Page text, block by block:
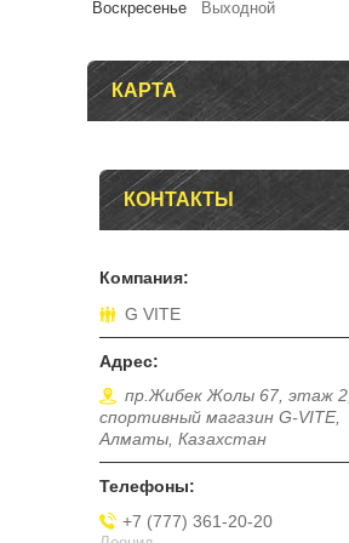
Воскресенье Выходной
КАРТА
КОНТАКТЫ
G VITE
пр.Жибек Жолы 67, этаж 2,
спортивный магазин G-VITE,
Алматы, Казахстан
+7 (777) 361-20-20